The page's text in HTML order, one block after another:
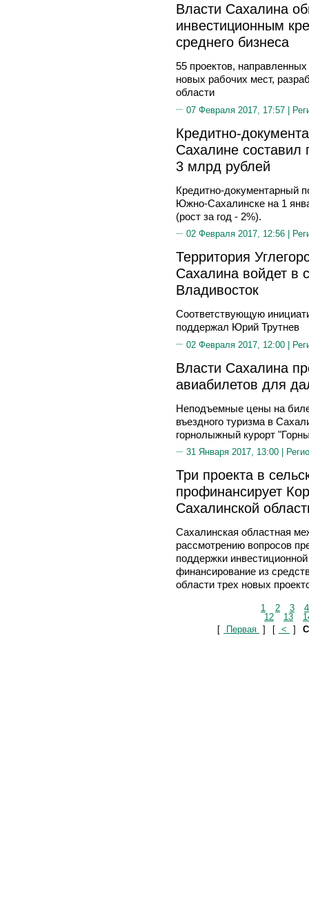
Власти Сахалина
инвестиционным
среднего бизнеса
55 проектов,
новых рабочих мест,
области
07 Февраля 2017, 17:57 |
Кредитно-
Сахалине составил
3 млрд рублей
Кредитно-документарный
Южно-Сахалинске на 1
(рост за год - 2%).
02 Февраля 2017, 12:56 |
Территория
Сахалина войдет в
Владивосток
Соответствующую
поддержал Юрий Трутнев
02 Февраля 2017, 12:00 |
Власти Сахалина
авиабилетов для
Неподъемные цены на
въездного туризма в
горнолыжный курорт
31 Января 2017, 13:00 |
Три проекта в
профинансирует
Сахалинской
Сахалинская областная
рассмотрению вопросов
поддержки
финансирование из
области трех новых
1 2 3
4
12
13
[
Первая ] [ < ]